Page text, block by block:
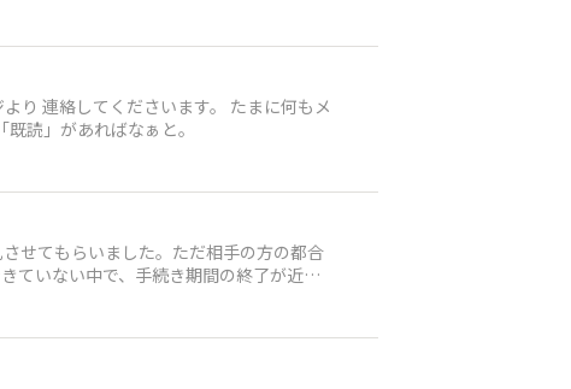
くださいます。 たまに何もメ
読んでいただけてない方も。 メッセージ欄に「既読」があればなぁと。
せてもらいました。ただ相手の方の都合
ていない中で、手続き期間の終了が近づ
法も決まり、まとめ払いができたので
通知」に1週間ぐらいずっと表示される
まとめ払いでの支払い完了ボタン」のよ
うな機能を付けて頂けないでしょう